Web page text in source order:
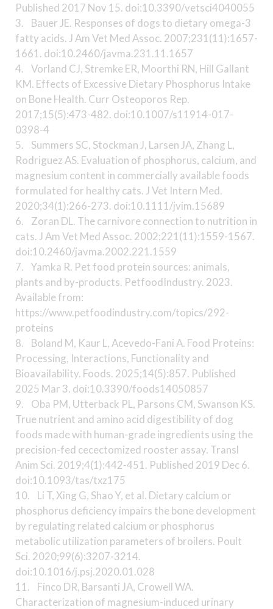
Published 2017 Nov 15. doi:10.3390/vetsci4040055
3. Bauer JE. Responses of dogs to dietary omega-3
fatty acids. J Am Vet Med Assoc. 2007;231(11):1657-
1661. doi:10.2460/javma.231.11.1657
4. Vorland CJ, Stremke ER, Moorthi RN, Hill Gallant
KM. Effects of Excessive Dietary Phosphorus Intake
on Bone Health. Curr Osteoporos Rep.
2017;15(5):473-482. doi:10.1007/s11914-017-
0398-4
5. Summers SC, Stockman J, Larsen JA, Zhang L,
Rodriguez AS. Evaluation of phosphorus, calcium, and
magnesium content in commercially available foods
formulated for healthy cats. J Vet Intern Med.
2020;34(1):266-273. doi:10.1111/jvim.15689
6. Zoran DL. The carnivore connection to nutrition in
cats. J Am Vet Med Assoc. 2002;221(11):1559-1567.
doi:10.2460/javma.2002.221.1559
7. Yamka R. Pet food protein sources: animals,
plants and by-products. PetfoodIndustry. 2023.
Available from:
https://www.petfoodindustry.com/topics/292-
proteins
8. Boland M, Kaur L, Acevedo-Fani A. Food Proteins:
Processing, Interactions, Functionality and
Bioavailability. Foods. 2025;14(5):857. Published
2025 Mar 3. doi:10.3390/foods14050857
9. Oba PM, Utterback PL, Parsons CM, Swanson KS.
True nutrient and amino acid digestibility of dog
foods made with human-grade ingredients using the
precision-fed cecectomized rooster assay. Transl
Anim Sci. 2019;4(1):442-451. Published 2019 Dec 6.
doi:10.1093/tas/txz175
10. Li T, Xing G, Shao Y, et al. Dietary calcium or
phosphorus deficiency impairs the bone development
by regulating related calcium or phosphorus
metabolic utilization parameters of broilers. Poult
Sci. 2020;99(6):3207-3214.
doi:10.1016/j.psj.2020.01.028
11. Finco DR, Barsanti JA, Crowell WA.
Characterization of magnesium-induced urinary